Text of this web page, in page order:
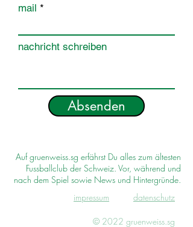
mail
nachricht schreiben
Absenden
Auf gruenweiss.sg erfährst Du alles zum ältesten
Fussballclub der Schweiz. Vor, während und
nach dem Spiel sowie News und Hintergründe.
impressum
datenschutz
© 2022 gruenweiss.sg